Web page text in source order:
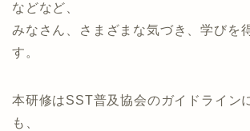
などなど、
みなさん、さまざまな気づき、学びを
す。
本研修はSST普及協会のガイドライン
も、